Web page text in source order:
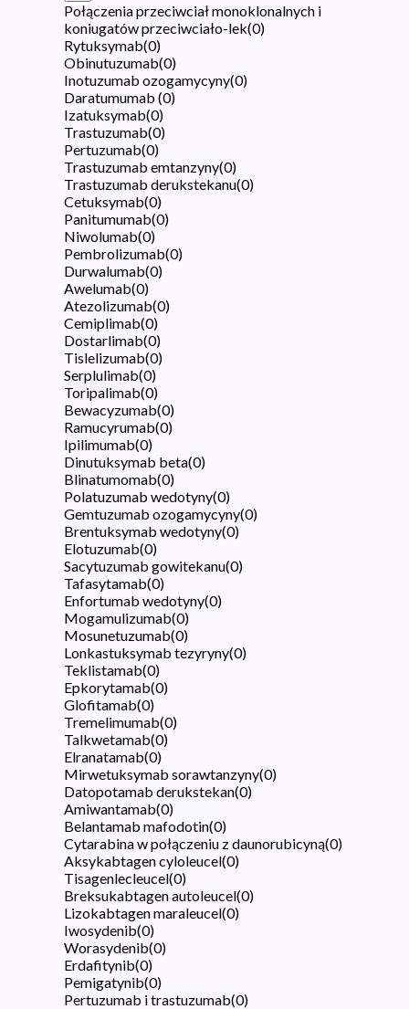
Połączenia przeciwciał monoklonalnych i
koniugatów przeciwciało-lek(0)
Rytuksymab(0)
Obinutuzumab(0)
Inotuzumab ozogamycyny(0)
Daratumumab (0)
Izatuksymab(0)
Trastuzumab(0)
Pertuzumab(0)
Trastuzumab emtanzyny(0)
Trastuzumab derukstekanu(0)
Cetuksymab(0)
Panitumumab(0)
Niwolumab(0)
Pembrolizumab(0)
Durwalumab(0)
Awelumab(0)
Atezolizumab(0)
Cemiplimab(0)
Dostarlimab(0)
Tislelizumab(0)
Serplulimab(0)
Toripalimab(0)
Bewacyzumab(0)
Ramucyrumab(0)
Ipilimumab(0)
Dinutuksymab beta(0)
Blinatumomab(0)
Polatuzumab wedotyny(0)
Gemtuzumab ozogamycyny(0)
Brentuksymab wedotyny(0)
Elotuzumab(0)
Sacytuzumab gowitekanu(0)
Tafasytamab(0)
Enfortumab wedotyny(0)
Mogamulizumab(0)
Mosunetuzumab(0)
Lonkastuksymab tezyryny(0)
Teklistamab(0)
Epkorytamab(0)
Glofitamab(0)
Tremelimumab(0)
Talkwetamab(0)
Elranatamab(0)
Mirwetuksymab sorawtanzyny(0)
Datopotamab derukstekan(0)
Amiwantamab(0)
Belantamab mafodotin(0)
Cytarabina w połączeniu z daunorubicyną(0)
Aksykabtagen cyloleucel(0)
Tisagenlecleucel(0)
Breksukabtagen autoleucel(0)
Lizokabtagen maraleucel(0)
Iwosydenib(0)
Worasydenib(0)
Erdafitynib(0)
Pemigatynib(0)
Pertuzumab i trastuzumab(0)